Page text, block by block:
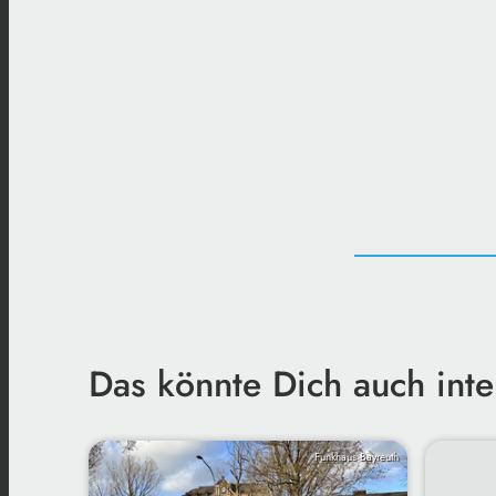
Das könnte Dich auch
Funkhaus Bayreuth